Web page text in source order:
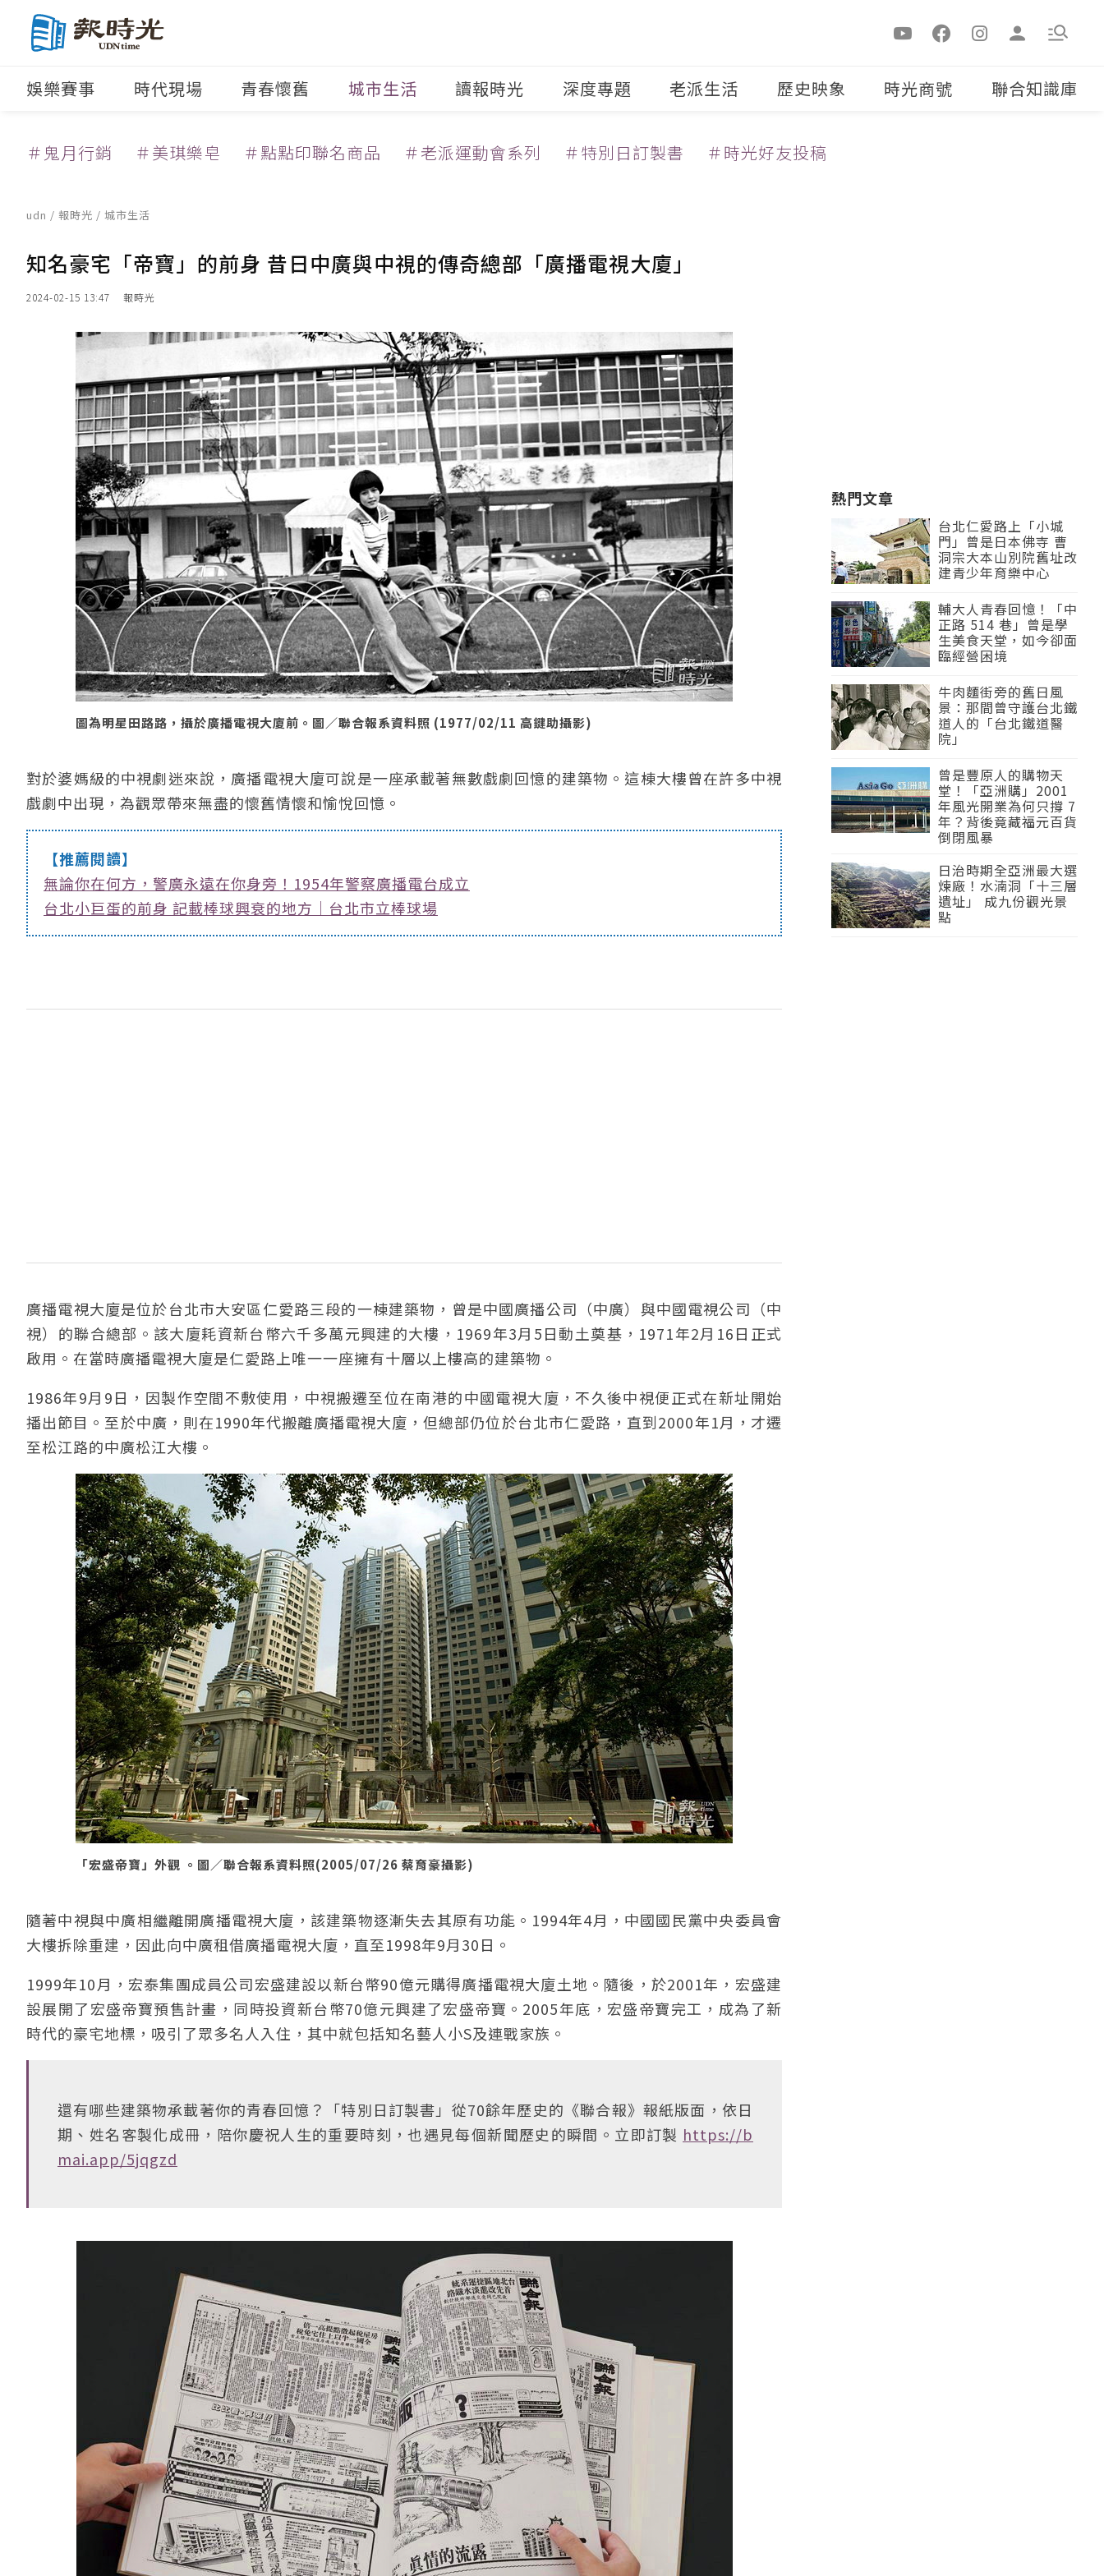
娛樂賽事 時代現場 青春懷舊 城市生活 讀報時光 深度專題 老派生活 歷史映象 時光商號 聯合知識庫
＃鬼月行銷 ＃美琪樂皂 ＃點點印聯名商品 ＃老派運動會系列 ＃特別日訂製書 ＃時光好友投稿
udn / 報時光 / 城市生活
知名豪宅「帝寶」的前身 昔日中廣與中視的傳奇總部「廣播電視大廈」
2024-02-15 13:47 報時光
圖為明星田路路，攝於廣播電視大廈前。圖／聯合報系資料照 (1977/02/11 高鍵助攝影)
對於婆媽級的中視劇迷來說，廣播電視大廈可說是一座承載著無數戲劇回憶的建築物。這棟大樓曾在許多中視
戲劇中出現，為觀眾帶來無盡的懷舊情懷和愉悅回憶。
【推薦閱讀】
無論你在何方，警廣永遠在你身旁！1954年警察廣播電台成立
台北小巨蛋的前身 記載棒球興衰的地方｜台北市立棒球場
廣播電視大廈是位於台北市大安區仁愛路三段的一棟建築物，曾是中國廣播公司（中廣）與中國電視公司（中
視）的聯合總部。該大廈耗資新台幣六千多萬元興建的大樓，1969年3月5日動土奠基，1971年2月16日正式
啟用。在當時廣播電視大廈是仁愛路上唯一一座擁有十層以上樓高的建築物。
1986年9月9日，因製作空間不敷使用，中視搬遷至位在南港的中國電視大廈，不久後中視便正式在新址開始
播出節目。至於中廣，則在1990年代搬離廣播電視大廈，但總部仍位於台北市仁愛路，直到2000年1月，才遷
至松江路的中廣松江大樓。
「宏盛帝寶」外觀 。圖／聯合報系資料照(2005/07/26 蔡育豪攝影)
隨著中視與中廣相繼離開廣播電視大廈，該建築物逐漸失去其原有功能。1994年4月，中國國民黨中央委員會
大樓拆除重建，因此向中廣租借廣播電視大廈，直至1998年9月30日。
1999年10月，宏泰集團成員公司宏盛建設以新台幣90億元購得廣播電視大廈土地。隨後，於2001年，宏盛建
設展開了宏盛帝寶預售計畫，同時投資新台幣70億元興建了宏盛帝寶。2005年底，宏盛帝寶完工，成為了新
時代的豪宅地標，吸引了眾多名人入住，其中就包括知名藝人小S及連戰家族。
還有哪些建築物承載著你的青春回憶？「特別日訂製書」從70餘年歷史的《聯合報》報紙版面，依日
期、姓名客製化成冊，陪你慶祝人生的重要時刻，也遇見每個新聞歷史的瞬間。立即訂製 https://b
mai.app/5jqgzd
熱門文章
台北仁愛路上「小城
門」曾是日本佛寺 曹
洞宗大本山別院舊址改
建青少年育樂中心
輔大人青春回憶！「中
正路 514 巷」曾是學
生美食天堂，如今卻面
臨經營困境
牛肉麵街旁的舊日風
景：那間曾守護台北鐵
道人的「台北鐵道醫
院」
曾是豐原人的購物天
堂！「亞洲購」2001
年風光開業為何只撐 7
年？背後竟藏福元百貨
倒閉風暴
日治時期全亞洲最大選
煉廠！水湳洞「十三層
遺址」 成九份觀光景
點